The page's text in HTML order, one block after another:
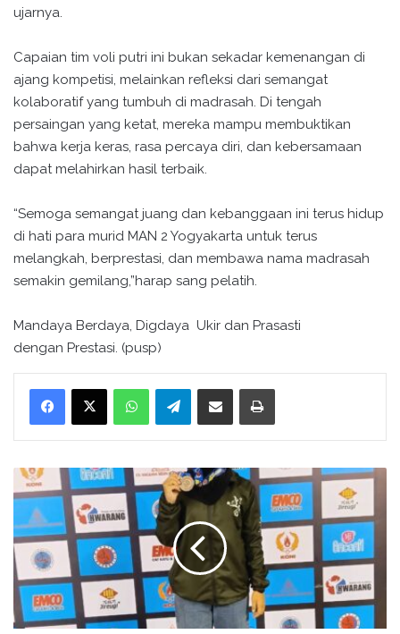
ujarnya.
Capaian tim voli putri ini bukan sekadar kemenangan di
ajang kompetisi, melainkan refleksi dari semangat
kolaboratif yang tumbuh di madrasah. Di tengah
persaingan yang ketat, mereka mampu membuktikan
bahwa kerja keras, rasa percaya diri, dan kebersamaan
dapat melahirkan hasil terbaik.
“Semoga semangat juang dan kebanggaan ini terus hidup
di hati para murid MAN 2 Yogyakarta untuk terus
melangkah, berprestasi, dan membawa nama madrasah
semakin gemilang,”harap sang pelatih.
Mandaya Berdaya, Digdaya Ukir dan Prasasti
dengan Prestasi. (pusp)
WhatsApp Telegram
M
u
i
d
M
A
N
2